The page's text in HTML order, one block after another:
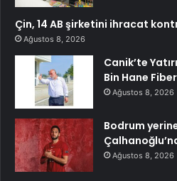
Çin, 14 AB şirketini ihracat
Ağustos 8, 2026
Canik’te
Bin Hane
Ağustos 8, 2026
Bodrum
Ağustos 8, 2026